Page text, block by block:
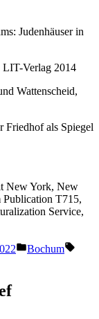
Judenhäuser in
LIT-Verlag 2014
Wattenscheid,
Friedhof als Spiegel
New York, New
T715,
Service,
Veröffentlicht
Bochum